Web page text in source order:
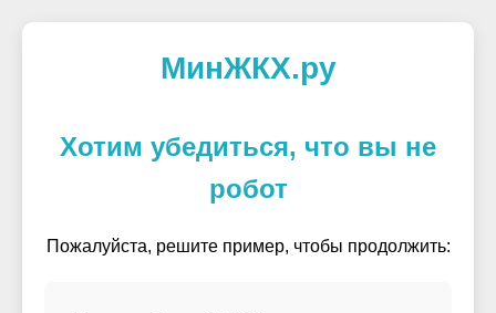
МинЖКХ.ру
Хотим убедиться, что вы не
робот
Пожалуйста, решите пример, чтобы продолжить: